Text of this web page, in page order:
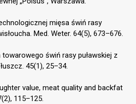
mięsa świń rasy
Med. Weter. 64(5), 673–676.
towarowego świń rasy puławskiej z
45(1), 25–34.
value, meat quality and backfat
115–125.